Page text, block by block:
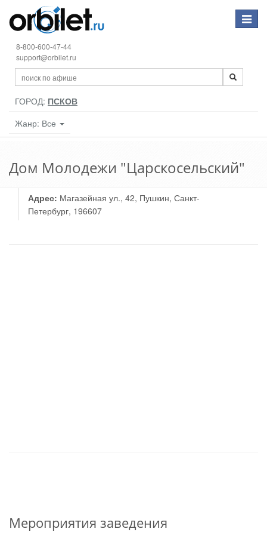
Toggle
8-800-600-47-44
support@orbilet.ru
ГОРОД: ПСКОВ
Жанр: Все
Дом Молодежи "Царскосельский"
Адрес: Магазейная ул., 42, Пушкин, Санкт-
Петербург, 196607
Мероприятия заведения